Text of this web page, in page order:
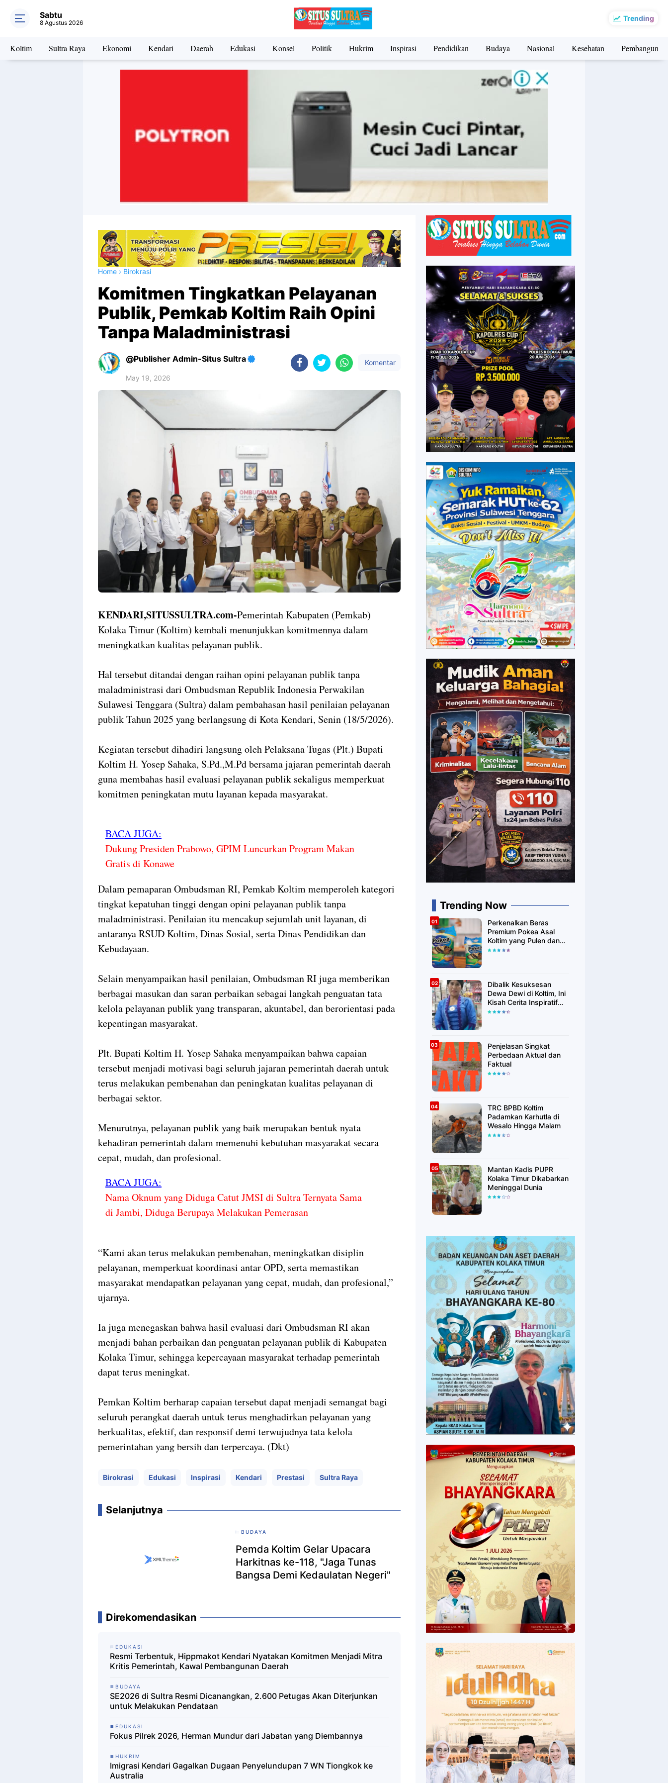
Trending
Sabtu
8 Agustus 2026
Koltim Sultra Raya Ekonomi Kendari Daerah Edukasi Konsel Politik Hukrim Inspirasi Pendidikan Budaya Nasional Kesehatan Pembangunan
Home › Birokrasi
Komitmen Tingkatkan Pelayanan
Publik, Pemkab Koltim Raih Opini
Tanpa Maladministrasi
Publisher Admin-Situs Sultra
May 19, 2026
Komentar
Premium
KENDARI,SITUSSULTRA.com-Pemerintah Kabupaten (Pemkab)
Kolaka Timur (Koltim) kembali menunjukkan komitmennya dalam
meningkatkan kualitas pelayanan publik.
Hal tersebut ditandai dengan raihan opini pelayanan publik tanpa
maladministrasi dari Ombudsman Republik Indonesia Perwakilan
Sulawesi Tenggara (Sultra) dalam pembahasan hasil penilaian pelayanan
publik Tahun 2025 yang berlangsung di Kota Kendari, Senin (18/5/2026).
Kegiatan tersebut dihadiri langsung oleh Pelaksana Tugas (Plt.) Bupati
Koltim H. Yosep Sahaka, S.Pd.,M.Pd bersama jajaran pemerintah daerah
guna membahas hasil evaluasi pelayanan publik sekaligus memperkuat
komitmen peningkatan mutu layanan kepada masyarakat.
BACA JUGA:
Dukung Presiden Prabowo, GPIM Luncurkan Program Makan
Gratis di Konawe
Dalam pemaparan Ombudsman RI, Pemkab Koltim memperoleh kategori
tingkat kepatuhan tinggi dengan opini pelayanan publik tanpa
maladministrasi. Penilaian itu mencakup sejumlah unit layanan, di
antaranya RSUD Koltim, Dinas Sosial, serta Dinas Pendidikan dan
Kebudayaan.
Selain menyampaikan hasil penilaian, Ombudsman RI juga memberikan
berbagai masukan dan saran perbaikan sebagai langkah penguatan tata
kelola pelayanan publik yang transparan, akuntabel, dan berorientasi pada
kepentingan masyarakat.
Plt. Bupati Koltim H. Yosep Sahaka menyampaikan bahwa capaian
tersebut menjadi motivasi bagi seluruh jajaran pemerintah daerah untuk
terus melakukan pembenahan dan peningkatan kualitas pelayanan di
berbagai sektor.
Menurutnya, pelayanan publik yang baik merupakan bentuk nyata
kehadiran pemerintah dalam memenuhi kebutuhan masyarakat secara
cepat, mudah, dan profesional.
BACA JUGA:
Nama Oknum yang Diduga Catut JMSI di Sultra Ternyata Sama
di Jambi, Diduga Berupaya Melakukan Pemerasan
“Kami akan terus melakukan pembenahan, meningkatkan disiplin
pelayanan, memperkuat koordinasi antar OPD, serta memastikan
masyarakat mendapatkan pelayanan yang cepat, mudah, dan profesional,”
ujarnya.
Ia juga menegaskan bahwa hasil evaluasi dari Ombudsman RI akan
menjadi bahan perbaikan dan penguatan pelayanan publik di Kabupaten
Kolaka Timur, sehingga kepercayaan masyarakat terhadap pemerintah
dapat terus meningkat.
Pemkan Koltim berharap capaian tersebut dapat menjadi semangat bagi
seluruh perangkat daerah untuk terus menghadirkan pelayanan yang
berkualitas, efektif, dan responsif demi terwujudnya tata kelola
pemerintahan yang bersih dan terpercaya. (Dkt)
Birokrasi Edukasi Inspirasi Kendari Prestasi Sultra Raya
Selanjutnya
BUDAYA
Pemda Koltim Gelar Upacara
Harkitnas ke-118, "Jaga Tunas
Bangsa Demi Kedaulatan Negeri"
Direkomendasikan
EDUKASI
Resmi Terbentuk, Hippmakot Kendari Nyatakan Komitmen Menjadi Mitra
Kritis Pemerintah, Kawal Pembangunan Daerah
BUDAYA
SE2026 di Sultra Resmi Dicanangkan, 2.600 Petugas Akan Diterjunkan
untuk Melakukan Pendataan
EDUKASI
Fokus Pilrek 2026, Herman Mundur dari Jabatan yang Diembannya
HUKRIM
Imigrasi Kendari Gagalkan Dugaan Penyelundupan 7 WN Tiongkok ke
Australia
Trending Now
Perkenalkan Beras
Premium Pokea Asal
Koltim yang Pulen dan
Putih Alami
Dibalik Kesuksesan
Dewa Dewi di Koltim, Ini
Kisah Cerita Inspiratif
Singkatnya
Penjelasan Singkat
Perbedaan Aktual dan
Faktual
TRC BPBD Koltim
Padamkan Karhutla di
Wesalo Hingga Malam
Mantan Kadis PUPR
Kolaka Timur Dikabarkan
Meninggal Dunia